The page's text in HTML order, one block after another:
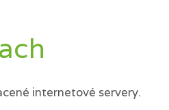
internetové servery.